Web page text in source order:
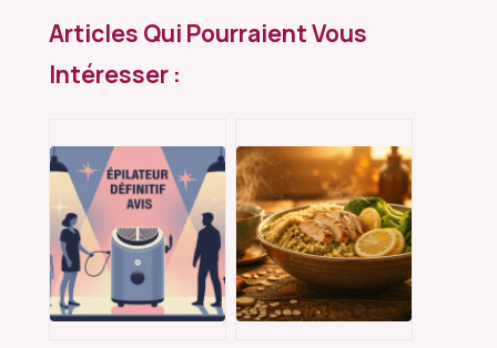
Articles Qui Pourraient Vous
Intéresser :